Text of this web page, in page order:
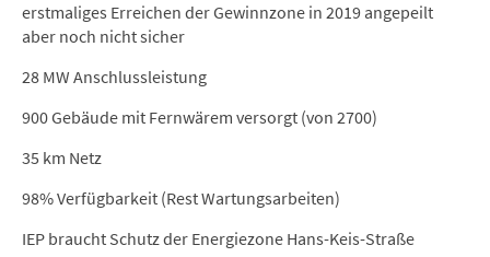
erstmaliges Erreichen der Gewinnzone in 2019 angepeilt
aber noch nicht sicher
28 MW Anschlussleistung
900 Gebäude mit Fernwärem versorgt (von 2700)
35 km Netz
98% Verfügbarkeit (Rest Wartungsarbeiten)
IEP braucht Schutz der Energiezone Hans-Keis-Straße